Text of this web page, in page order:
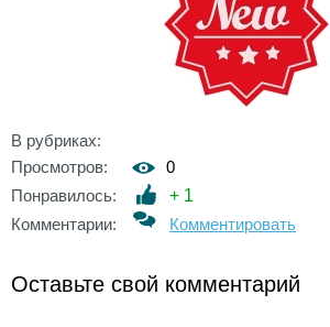
В рубриках:
Просмотров:
0
Понравилось:
+ 1
Комментарии:
Комментировать
Оставьте свой комментарий